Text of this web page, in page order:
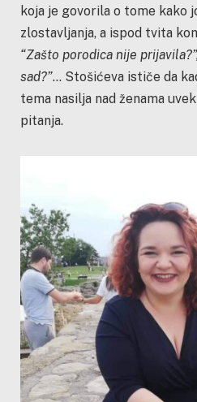
koja je govorila o tome kako
zlostavljanja, a ispod tvita
“Zašto porodica nije
sad?”… Stošićeva ističe da
tema nasilja nad ženama
pitanja.